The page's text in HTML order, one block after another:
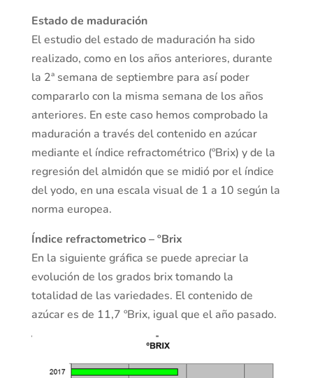
Estado de maduración
El estudio del estado de maduración ha sido
realizado, como en los años anteriores, durante
la 2ª semana de septiembre para así poder
compararlo con la misma semana de los años
anteriores. En este caso hemos comprobado la
maduración a través del contenido en azúcar
mediante el índice refractométrico (ºBrix) y de la
regresión del almidón que se midió por el índice
del yodo, en una escala visual de 1 a 10 según la
norma europea.
Índice refractometrico – ºBrix
En la siguiente gráfica se puede apreciar la
evolución de los grados brix tomando la
totalidad de las variedades. El contenido de
azúcar es de 11,7 ºBrix, igual que el año pasado.